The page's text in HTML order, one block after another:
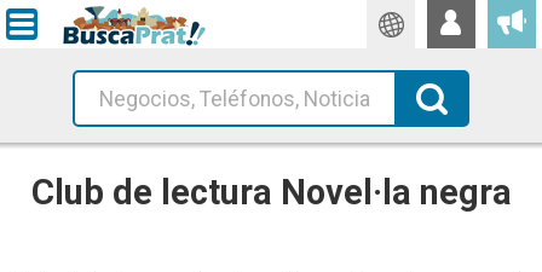
Traductor
Busca!
Club de lectura Novel·la negra